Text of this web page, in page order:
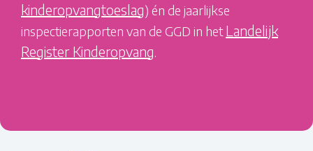
kinderopvangtoeslag) én de jaarlijkse
inspectierapporten van de GGD in hetLandelijk
Register Kinderopvang.